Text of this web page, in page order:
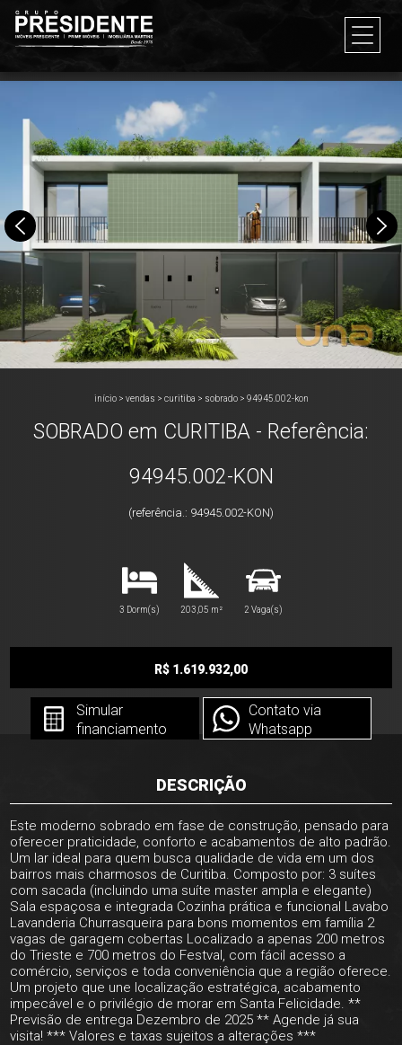
início> vendas > curitiba > sobrado> 94945.002-kon
SOBRADO em CURITIBA - Referência:
94945.002-KON
(referência.: 94945.002-KON)
3 Dorm(s) 203,05 m² 2 Vaga(s)
R$ 1.619.932,00
Simular
financiamento
Contato via
Whatsapp
DESCRIÇÃO
Este moderno sobrado em fase de construção, pensado para
oferecer praticidade, conforto e acabamentos de alto padrão.
Um lar ideal para quem busca qualidade de vida em um dos
bairros mais charmosos de Curitiba. Composto por: 3 suítes
com sacada (incluindo uma suíte master ampla e elegante)
Sala espaçosa e integrada Cozinha prática e funcional Lavabo
Lavanderia Churrasqueira para bons momentos em família 2
vagas de garagem cobertas Localizado a apenas 200 metros
do Trieste e 700 metros do Festval, com fácil acesso a
comércio, serviços e toda conveniência que a região oferece.
Um projeto que une localização estratégica, acabamento
impecável e o privilégio de morar em Santa Felicidade. **
Previsão de entrega Dezembro de 2025 ** Agende já sua
visita! *** Valores e taxas sujeitos a alterações ***